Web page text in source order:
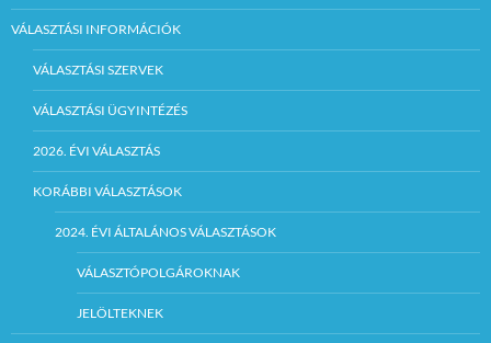
VÁLASZTÁSI INFORMÁCIÓK
VÁLASZTÁSI SZERVEK
VÁLASZTÁSI ÜGYINTÉZÉS
2026. ÉVI VÁLASZTÁS
KORÁBBI VÁLASZTÁSOK
2024. ÉVI ÁLTALÁNOS VÁLASZTÁSOK
VÁLASZTÓPOLGÁROKNAK
JELÖLTEKNEK